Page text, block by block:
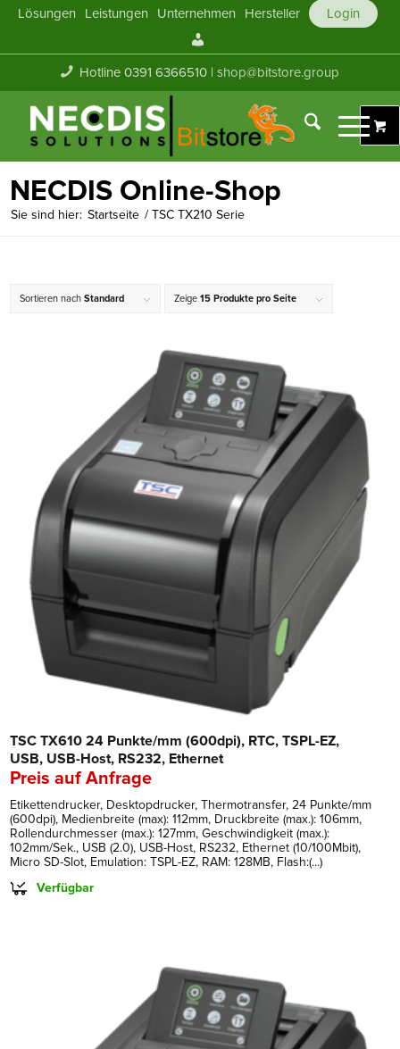
Lösungen Leistungen Unternehmen Hersteller
Login
Konto
Hotline 0391 6366510 |shop@bitstore.group
NECDIS Online-Shop
Sie sind hier: Startseite / TSC TX210 Serie
Sortieren nachStandard Zeige15 Produkte pro Seite
TSC TX610 24 Punkte/mm (600dpi), RTC, TSPL-EZ,
USB, USB-Host, RS232, Ethernet
Preis auf Anfrage
Etikettendrucker, Desktopdrucker, Thermotransfer, 24 Punkte/mm
(600dpi), Medienbreite (max): 112mm, Druckbreite (max.): 106mm,
Rollendurchmesser (max.): 127mm, Geschwindigkeit (max.):
102mm/Sek., USB (2.0), USB-Host, RS232, Ethernet (10/100Mbit),
Micro SD-Slot, Emulation: TSPL-EZ, RAM: 128MB, Flash:(...)
Verfügbar